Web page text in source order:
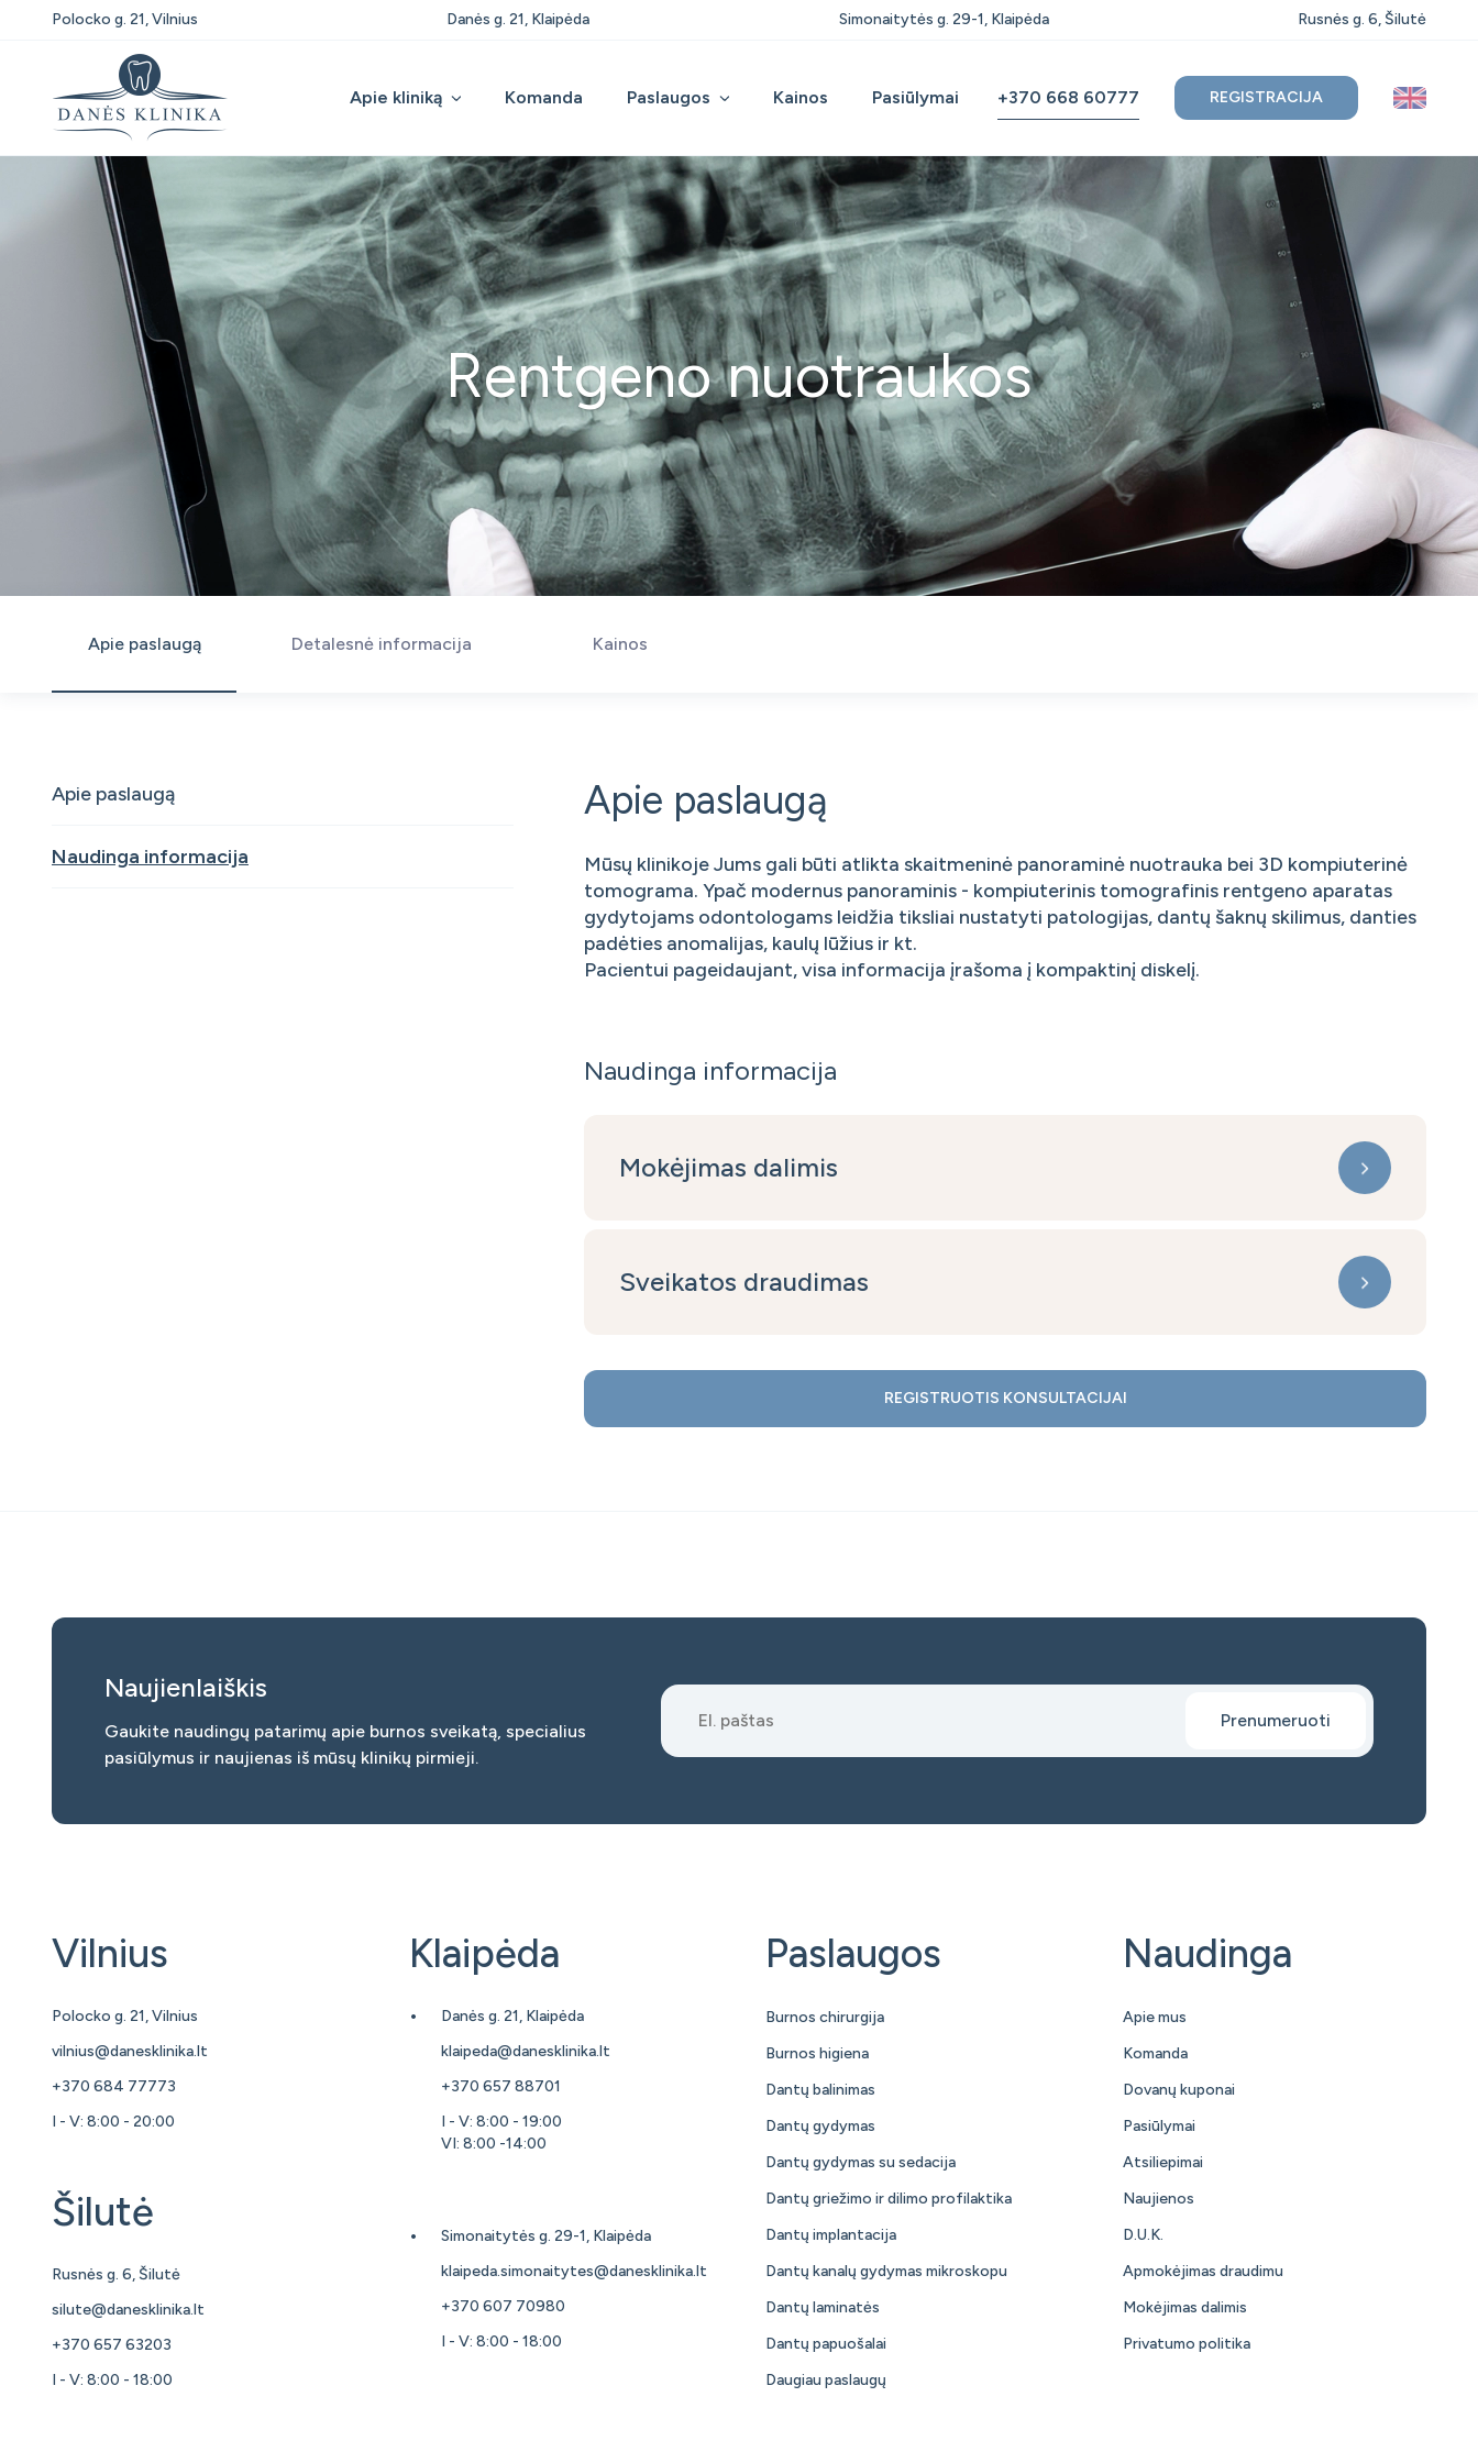
Polocko g. 21, Vilnius Danės g. 21, Klaipėda Simonaitytės g. 29-1, Klaipėda Rusnės g. 6, Šilutė
REGISTRACIJA
+370 668 60777
Apie kliniką Komanda Paslaugos Kainos Pasiūlymai
Rentgeno nuotraukos
Apie paslaugą Detalesnė informacija Kainos
Apie paslaugą
Naudinga informacija
Apie paslaugą
Mūsų klinikoje Jums gali būti atlikta skaitmeninė panoraminė nuotrauka bei 3D kompiuterinė
tomograma. Ypač modernus panoraminis - kompiuterinis tomografinis rentgeno aparatas
gydytojams odontologams leidžia tiksliai nustatyti patologijas, dantų šaknų skilimus, danties
padėties anomalijas, kaulų lūžius ir kt.
Pacientui pageidaujant, visa informacija įrašoma į kompaktinį diskelį.
Naudinga informacija
Mokėjimas dalimis
Sveikatos draudimas
REGISTRUOTIS KONSULTACIJAI
Naujienlaiškis
Gaukite naudingų patarimų apie burnos sveikatą, specialius
pasiūlymus ir naujienas iš mūsų klinikų pirmieji.
Prenumeruoti
Vilnius
Polocko g. 21, Vilnius
vilnius@danesklinika.lt
+370 684 77773
I - V: 8:00 - 20:00
Šilutė
Rusnės g. 6, Šilutė
silute@danesklinika.lt
+370 657 63203
I - V: 8:00 - 18:00
Klaipėda
Danės g. 21, Klaipėda
klaipeda@danesklinika.lt
+370 657 88701
I - V: 8:00 - 19:00
VI: 8:00 -14:00
Simonaitytės g. 29-1, Klaipėda
klaipeda.simonaitytes@danesklinika.lt
+370 607 70980
I - V: 8:00 - 18:00
Paslaugos
Burnos chirurgija
Burnos higiena
Dantų balinimas
Dantų gydymas
Dantų gydymas su sedacija
Dantų griežimo ir dilimo profilaktika
Dantų implantacija
Dantų kanalų gydymas mikroskopu
Dantų laminatės
Dantų papuošalai
Daugiau paslaugų
Naudinga
Apie mus
Komanda
Dovanų kuponai
Pasiūlymai
Atsiliepimai
Naujienos
D.U.K.
Apmokėjimas draudimu
Mokėjimas dalimis
Privatumo politika